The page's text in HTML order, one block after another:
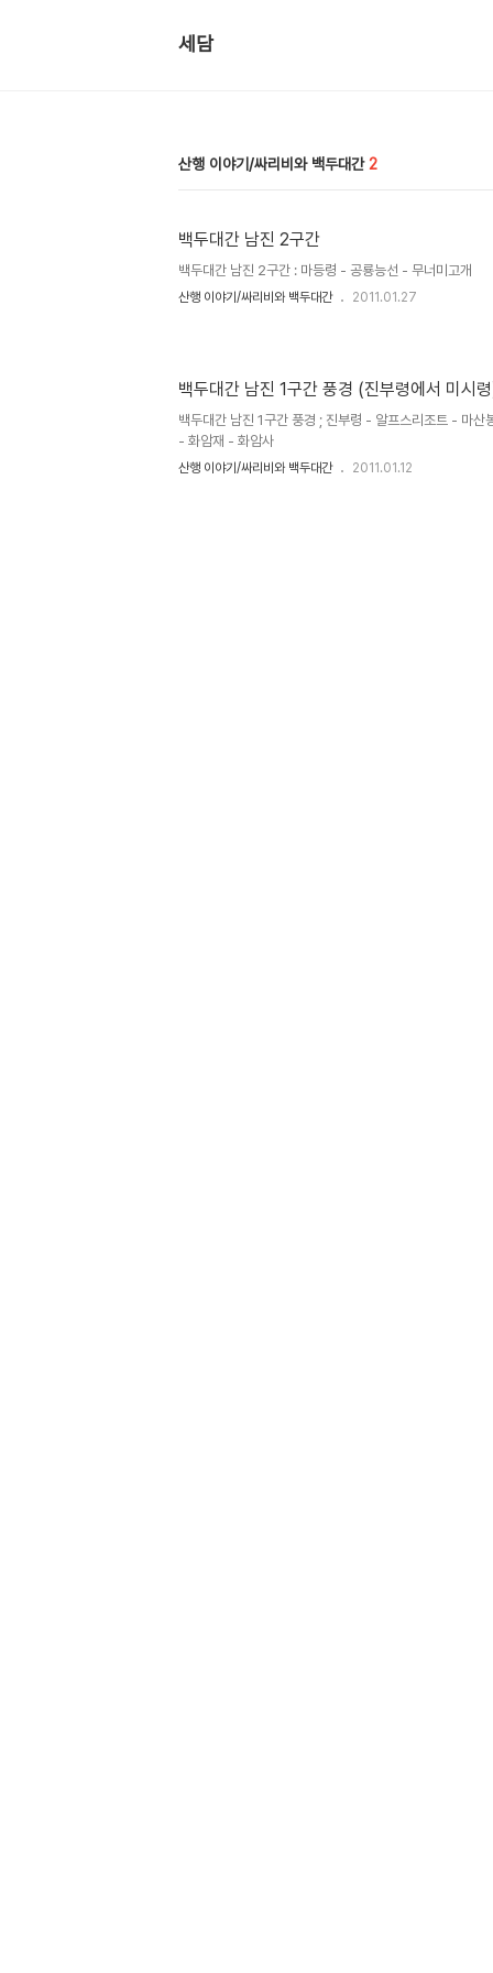
세담
산행 이야기/싸리비와 백두대간 2
백두대간 남진 2구간
백두대간 남진 2구간 : 마등령 - 공룡능선 - 무너미고개
산행 이야기/싸리비와 백두대간 2011.01.27
백두대간 남진 1구간 풍경 (진부령에서 미시
백두대간 남진 1구간 풍경 ; 진부령 - 알프스리조트 - 마
- 화암재 - 화암사
산행 이야기/싸리비와 백두대간 2011.01.12